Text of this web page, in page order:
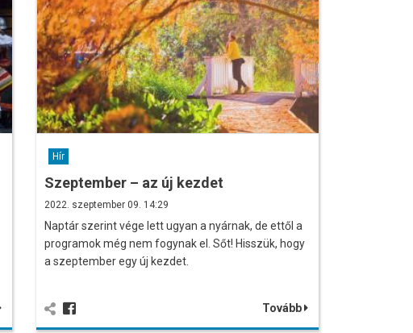
Hír
Szeptember – az új kezdet
2022. szeptember 09. 14:29
Naptár szerint vége lett ugyan a nyárnak, de ettől a
programok még nem fogynak el. Sőt! Hisszük, hogy
a szeptember egy új kezdet.
Tovább